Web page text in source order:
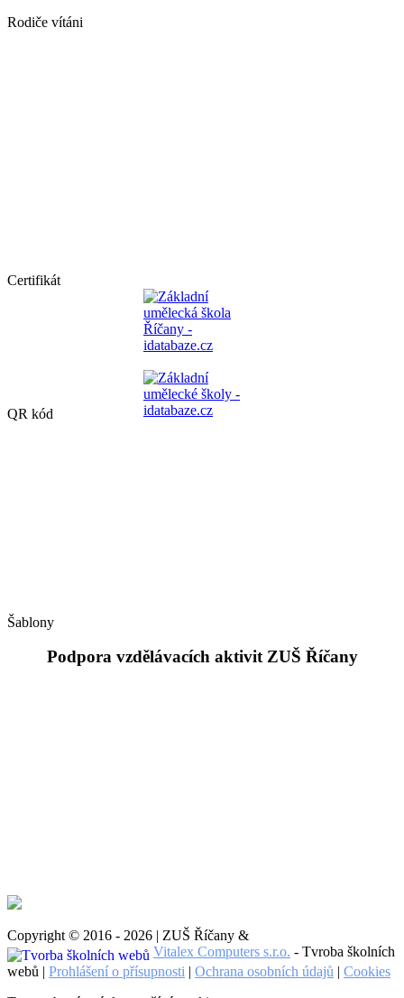
Rodiče vítáni
Certifikát
QR kód
Šablony
Podpora vzdělávacích aktivit ZUŠ Říčany
Copyright © 2016 - 2026 | ZUŠ Říčany &
Vitalex Computers s.r.o. - Tvroba školních
webů | Prohlášení o přísupnosti | Ochrana osobních údajů | Cookies